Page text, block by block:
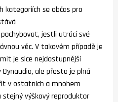
kategoriích se občas pro
jestli utrácí své
věc. V takovém případě je
je sice nejdostupnější
ale přesto je plná
v ostatních a mnohem
stejný výškový reproduktor